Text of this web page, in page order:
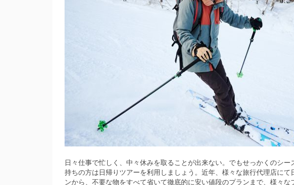
日々仕事で忙しく、中々休みを取ることが出来ない。 でもせっかくのシー
持ちの方は日帰りツアーを利用しましょう。近年、様々な旅行代理店に
ンから、不要な物をすべて省いて徹底的に安い値段のプランまで、様々な